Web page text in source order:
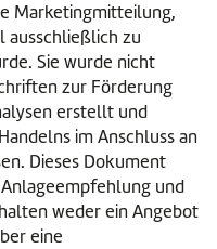
Marketingmitteilung,
ausschließlich zu
Sie wurde nicht
zur Förderung
erstellt und
im Anschluss an
Dieses Dokument
und
weder ein Angebot
eine